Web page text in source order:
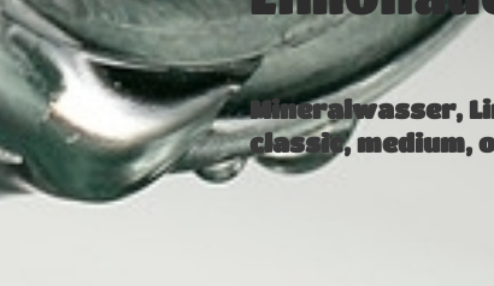
Mineralwasser,
classic, medium,